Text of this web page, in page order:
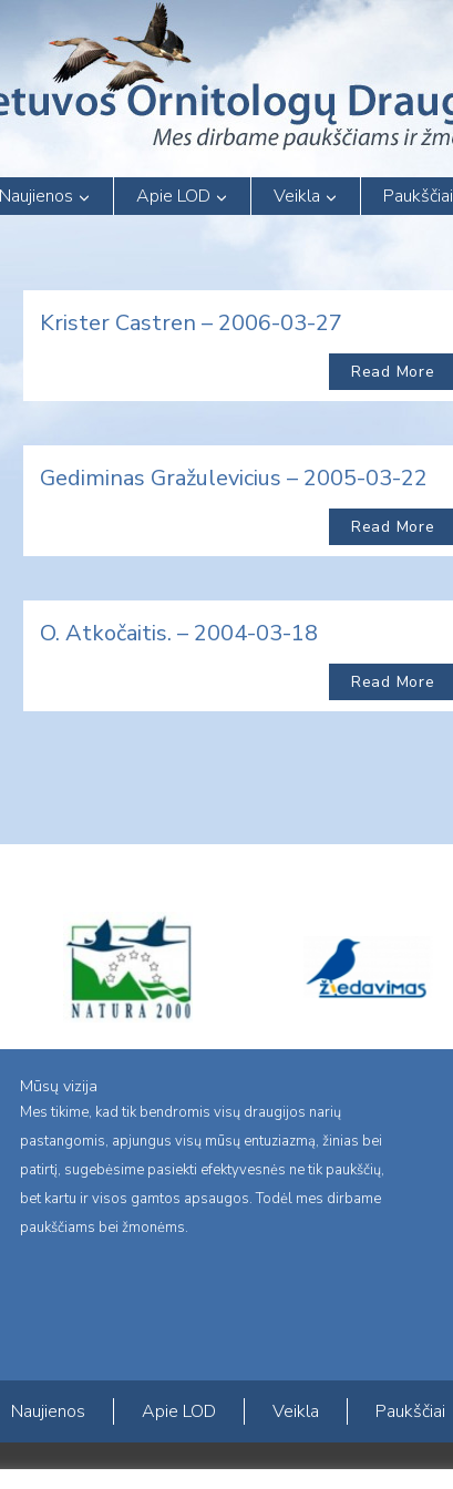
Naujienos Apie LOD Veikla Paukščiai
Krister Castren – 2006-03-27
Read More
Gediminas Gražulevicius – 2005-03-22
Read More
O. Atkočaitis. – 2004-03-18
Read More
Mūsų vizija
Mes tikime, kad tik bendromis visų draugijos narių
pastangomis, apjungus visų mūsų entuziazmą, žinias bei
patirtį, sugebėsime pasiekti efektyvesnės ne tik paukščių,
bet kartu ir visos gamtos apsaugos. Todėl mes dirbame
paukščiams bei žmonėms.
Naujienos Apie LOD Veikla Paukščiai